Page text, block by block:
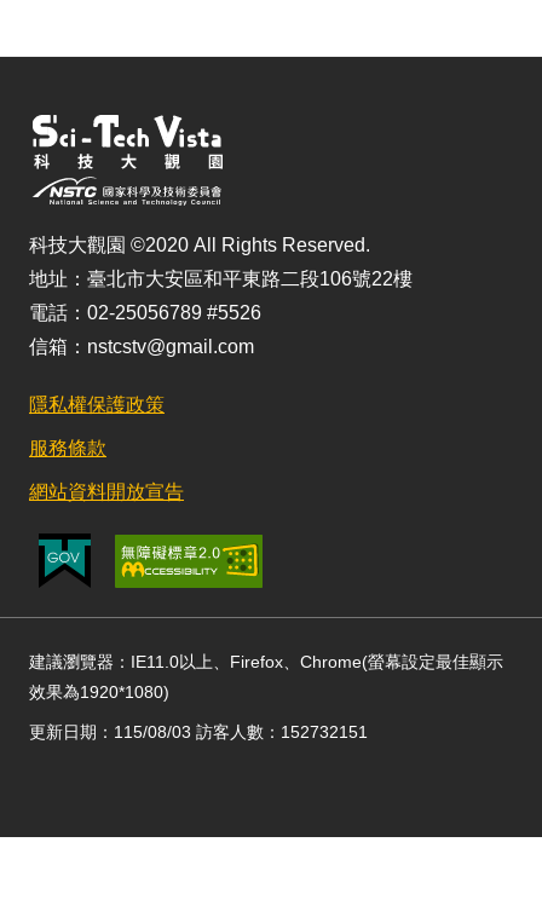
科技大觀園 ©2020 All Rights Reserved.
地址：臺北市大安區和平東路二段106號22樓
電話：02-25056789 #5526
信箱：nstcstv@gmail.com
隱私權保護政策
服務條款
網站資料開放宣告
建議瀏覽器：IE11.0以上、Firefox、Chrome(螢幕設定最佳顯示
效果為1920*1080)
更新日期：115/08/03 訪客人數：152732151